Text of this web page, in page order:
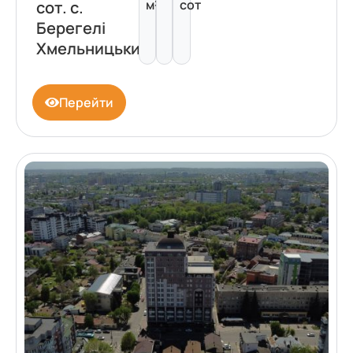
сот. с.
Берегелі
Хмельницький
м²
сот
Перейти